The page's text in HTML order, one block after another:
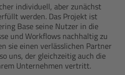
individuell, aber zunächst
werden. Das Projekt ist
Base seine Nutzer in die
und Workflows nachhaltig zu
sie einen verlässlichen Partner
uns, der gleichzeitig auch die
Unternehmen vertritt.